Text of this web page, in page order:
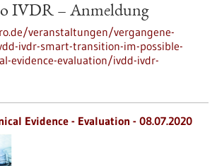
IVDR – Anmeldung
veranstaltungen/vergangene-
ivdr-smart-transition-im-possible-
evidence-evaluation/ivdd-ivdr-
Evidence - Evaluation - 08.07.2020